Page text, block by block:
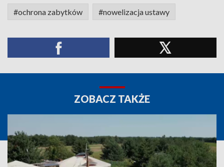
#ochrona zabytków #nowelizacja ustawy
ZOBACZ TAKŻE